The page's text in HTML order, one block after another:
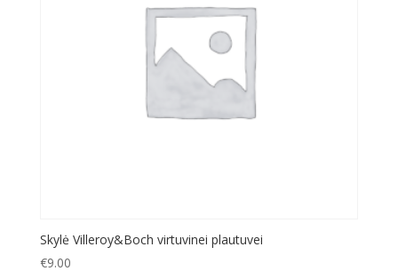
Skylė Villeroy&Boch virtuvinei plautuvei
€9.00